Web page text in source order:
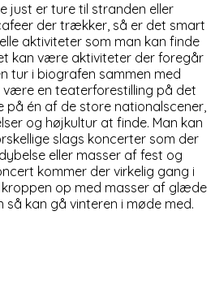
just er ture til stranden eller
der trækker, så er det smart
aktiviteter som man kan finde
kan være aktiviteter der foregår
tur i biografen sammen med
være en teaterforestilling på det
på én af de store nationalscener,
og højkultur at finde. Man kan
slags koncerter som der
eller masser af fest og
kommer der virkelig gang i
op med masser af glæde
så kan gå vinteren i møde med.